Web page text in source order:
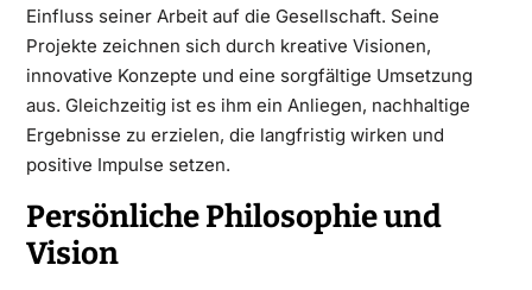
Einfluss seiner Arbeit auf die Gesellschaft. Seine
Projekte zeichnen sich durch kreative Visionen,
innovative Konzepte und eine sorgfältige Umsetzung
aus. Gleichzeitig ist es ihm ein Anliegen, nachhaltige
Ergebnisse zu erzielen, die langfristig wirken und
positive Impulse setzen.
Persönliche Philosophie und
Vision